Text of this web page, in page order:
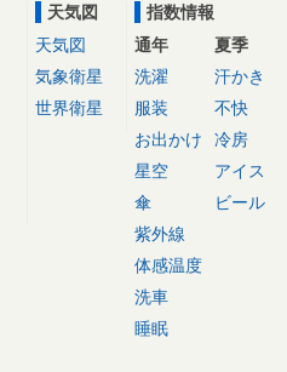
天気図
天気図
気象衛星
世界衛星
指数情報
通年
洗濯
服装
お出かけ
星空
傘
紫外線
体感温度
洗車
睡眠
夏季
汗かき
不快
冷房
アイス
ビール